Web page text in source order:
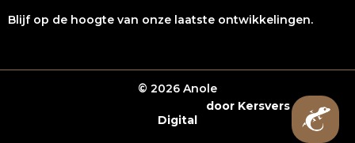
Blijf op de hoogte van onze laatste ontwikkelingen.
© 2026 Anole
door Kersvers
Digital